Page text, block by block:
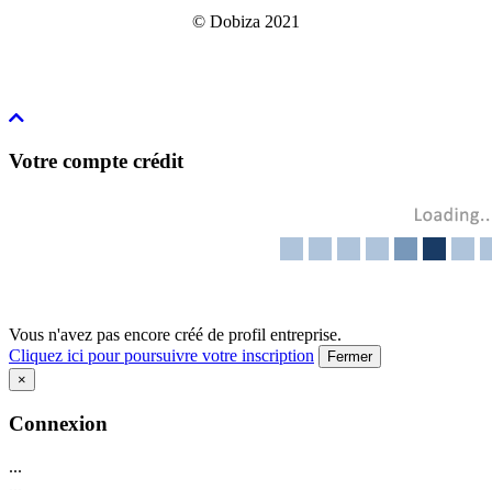
© Dobiza 2021
Votre compte crédit
Vous n'avez pas encore créé de profil entreprise.
Cliquez ici pour poursuivre votre inscription
Fermer
×
Connexion
...
...